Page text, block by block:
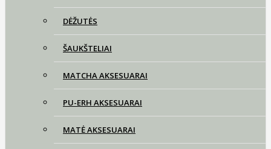
DĖŽUTĖS
ŠAUKŠTELIAI
MATCHA AKSESUARAI
PU-ERH AKSESUARAI
MATĖ AKSESUARAI